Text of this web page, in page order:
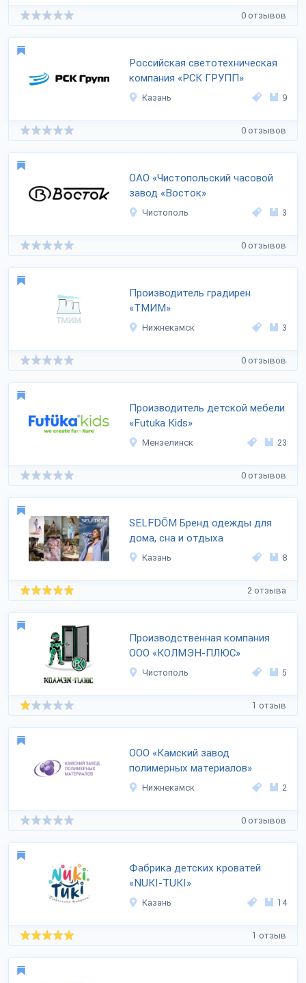
0 отзывов
Российская светотехническая
компания «РСК ГРУПП»
Казань 9
0 отзывов
ОАО «Чистопольский часовой
завод «Восток»
Чистополь 3
0 отзывов
Производитель градирен
«ТМИМ»
Нижнекамск 3
0 отзывов
Производитель детской мебели
«Futuka Kids»
Мензелинск 23
0 отзывов
SELFDŌM Бренд одежды для
дома, сна и отдыха
Казань 8
2 отзыва
Производственная компания
ООО «КОЛМЭН-ПЛЮС»
Чистополь 5
1 отзыв
ООО «Камский завод
полимерных материалов»
Нижнекамск 2
0 отзывов
Фабрика детских кроватей
«NUKI-TUKI»
Казань 14
1 отзыв